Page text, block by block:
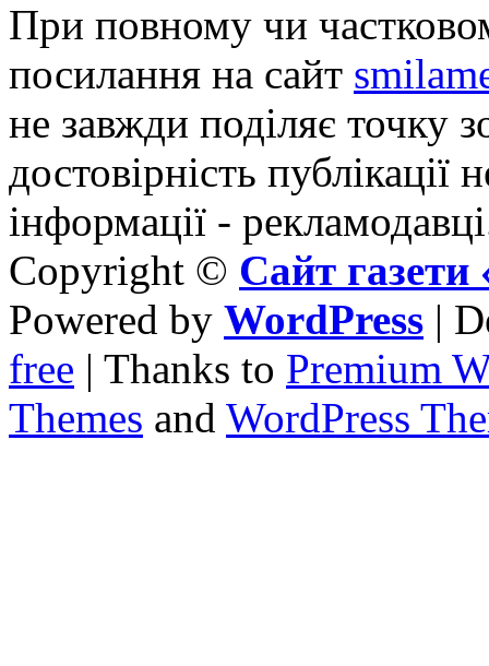
При повному чи
посилання на сайт
не завжди поділяє точку
достовірність публікації
інформації -
Copyright © Сайт
Powered by WordPress |
free | Thanks to Premium
Themes and WordPress